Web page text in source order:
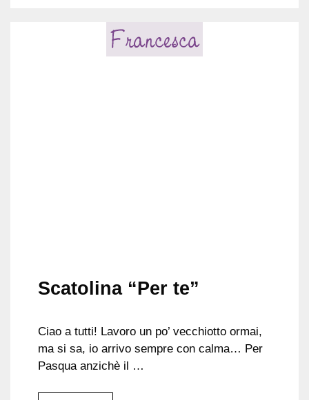
Scatolina “Per te”
Ciao a tutti! Lavoro un po’ vecchiotto ormai,
ma si sa, io arrivo sempre con calma… Per
Pasqua anzichè il …